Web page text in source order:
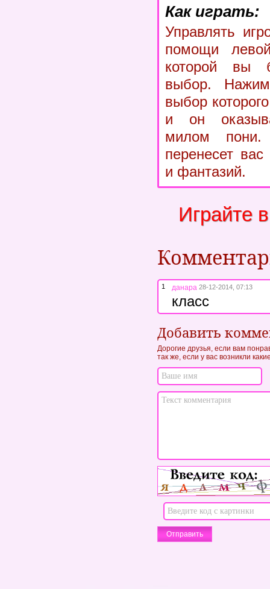
Как играть:
Управлять
помощи
которой вы
выбор.
выбор
и он
милом
перенесет
и фантазий.
Играйте
1 данара 28-12-2014, 07:13
класс
Добавить
Дорогие друзья, если вам
так же, если у вас возникли